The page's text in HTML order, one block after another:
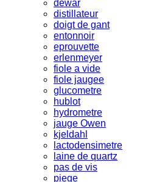
dewar
distillateur
doigt de gant
entonnoir
eprouvette
erlenmeyer
fiole a vide
fiole jaugee
glucometre
hublot
hydrometre
jauge Owen
kjeldahl
lactodensimetre
laine de quartz
pas de vis
piege